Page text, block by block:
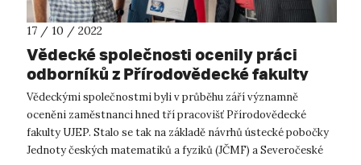
17 / 10 / 2022
Vědecké společnosti ocenily práci
odborníků z Přírodovědecké fakulty
UJEP
Vědeckými společnostmi byli v průběhu září významně
oceněni zaměstnanci hned tří pracovišť Přírodovědecké
fakulty UJEP. Stalo se tak na základě návrhů ústecké pobočky
Jednoty českých matematiků a fyziků (JČMF) a Severočeské